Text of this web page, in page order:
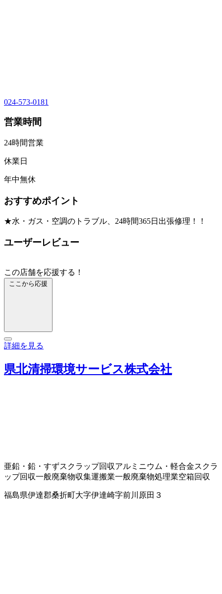
024-573-0181
営業時間
24時間営業
休業日
年中無休
おすすめポイント
★水・ガス・空調のトラブル、24時間365日出張修理！！
ユーザーレビュー
この店舗を応援する！
ここから応援
詳細を見る
県北清掃環境サービス株式会社
亜鉛・鉛・すずスクラップ回収アルミニウム・軽合金スクラ
ップ回収一般廃棄物収集運搬業一般廃棄物処理業空箱回収
福島県伊達郡桑折町大字伊達崎字前川原田３